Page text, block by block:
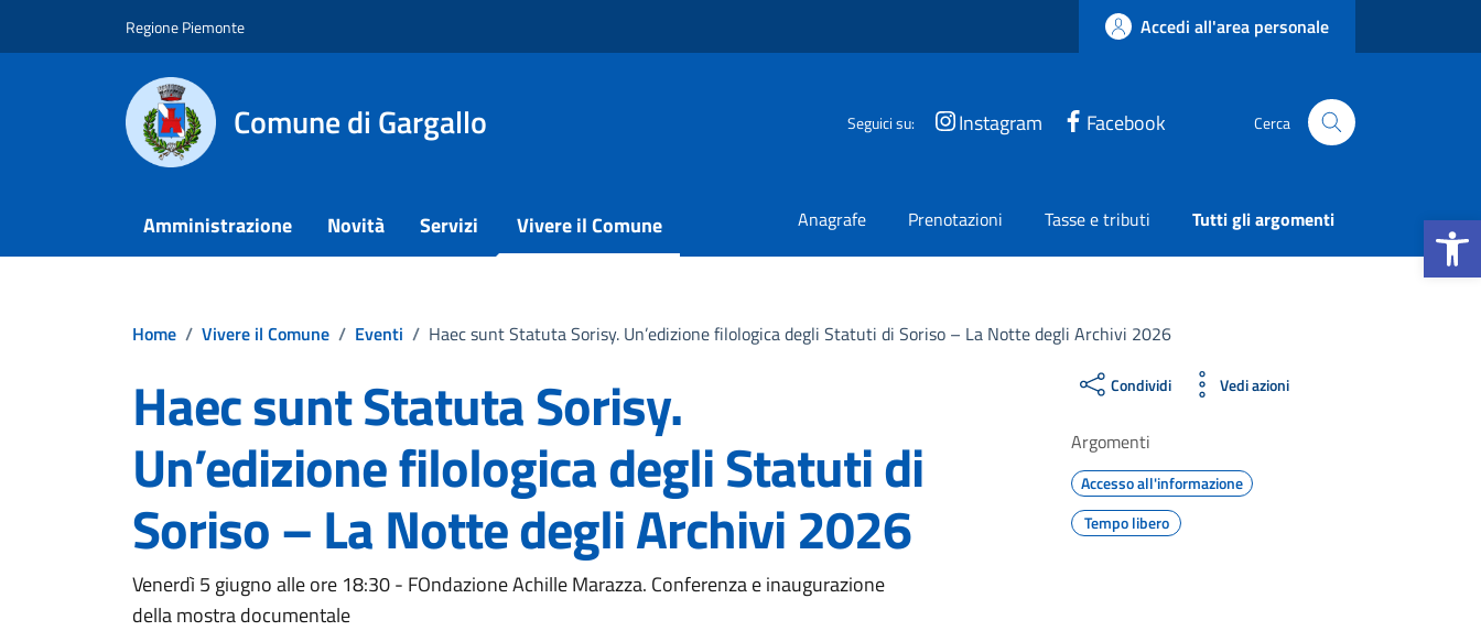
Apri la
Regione Piemonte Accedi all'area personale
Comune di Gargallo Seguici su: Instagram Facebook Cerca
Amministrazione Novità Servizi Vivere il Comune Anagrafe Prenotazioni Tasse e tributi Tutti gli argomenti
Home / Vivere il Comune / Eventi / Haec sunt Statuta Sorisy. Un’edizione filologica degli Statuti di Soriso – La Notte degli Archivi 2026
Haec sunt Statuta Sorisy.
Un’edizione filologica degli Statuti di
Soriso – La Notte degli Archivi 2026
Venerdì 5 giugno alle ore 18:30 - FOndazione Achille Marazza. Conferenza e inaugurazione
della mostra documentale
Condividi Vedi azioni
Argomenti
Accesso all'informazione
Tempo libero